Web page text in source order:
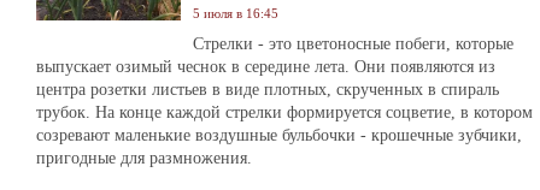
5 июля в 16:45
Стрелки - это цветоносные побеги, которые
выпускает озимый чеснок в середине лета. Они появляются из
центра розетки листьев в виде плотных, скрученных в спираль
трубок. На конце каждой стрелки формируется соцветие, в котором
созревают маленькие воздушные бульбочки - крошечные зубчики,
пригодные для размножения.